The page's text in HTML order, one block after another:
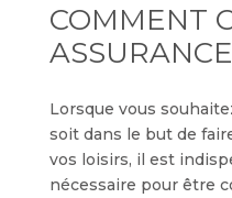
COMMENT
Lorsque vous
soit dans le but de
vos loisirs, il est
nécessaire pour être